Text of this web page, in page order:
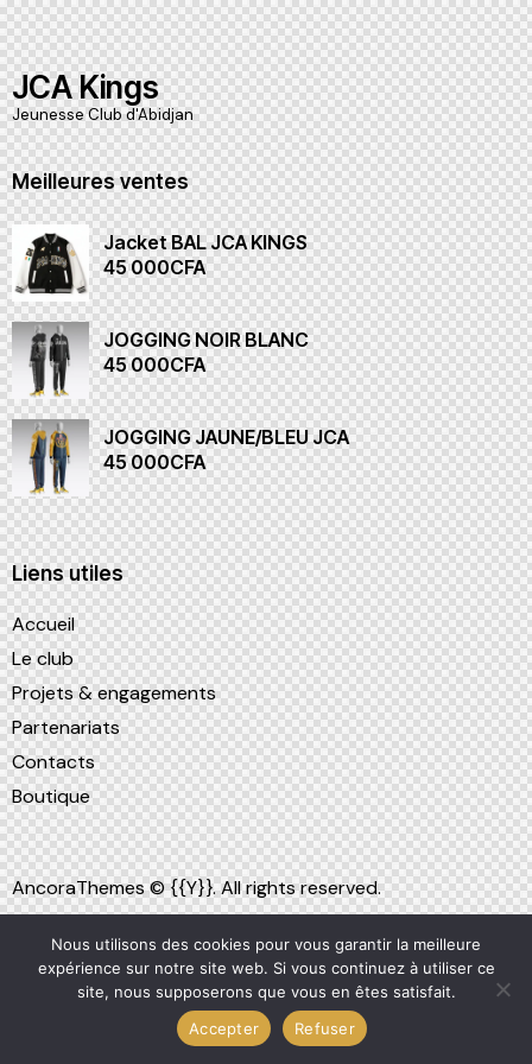
JCA Kings
Jeunesse Club d'Abidjan
Meilleures ventes
Jacket BAL JCA KINGS
45 000CFA
JOGGING NOIR BLANC
45 000CFA
JOGGING JAUNE/BLEU JCA
45 000CFA
Liens utiles
Accueil
Le club
Projets & engagements
Partenariats
Contacts
Boutique
AncoraThemes© {{Y}}. All rights reserved.
Nous utilisons des cookies pour vous garantir la meilleure
expérience sur notre site web. Si vous continuez à utiliser ce
site, nous supposerons que vous en êtes satisfait.
Accepter
Refuser